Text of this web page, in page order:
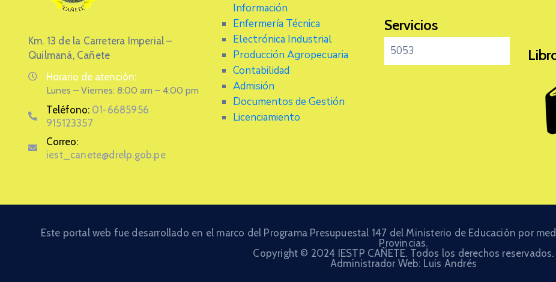
Km. 13 de la Carretera Imperial –
Quilmaná, Cañete
Horario de atención:
Lunes – Viernes: 8:00 am – 4:00 pm
Teléfono: 01-6685956
915123357
Correo:
iest_canete@drelp.gob.pe
Información
Enfermería Técnica
Electrónica Industrial
Producción Agropecuaria
Contabilidad
Admisión
Documentos de Gestión
Licenciamiento
Servicios
5053
Este portal web fue desarrollado en el marco del Programa Presupuestal 147 del Ministerio de Educación por
Provincias.
Copyright © 2024 IESTP CAÑETE. Todos los derechos reservados.
Administrador Web: Luis Andrés